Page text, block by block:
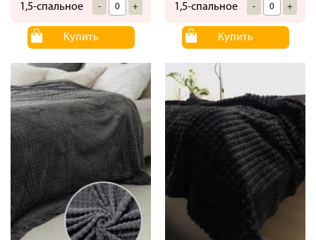
1,5-спальное - +
Купить
1,5-спальное - +
Купить